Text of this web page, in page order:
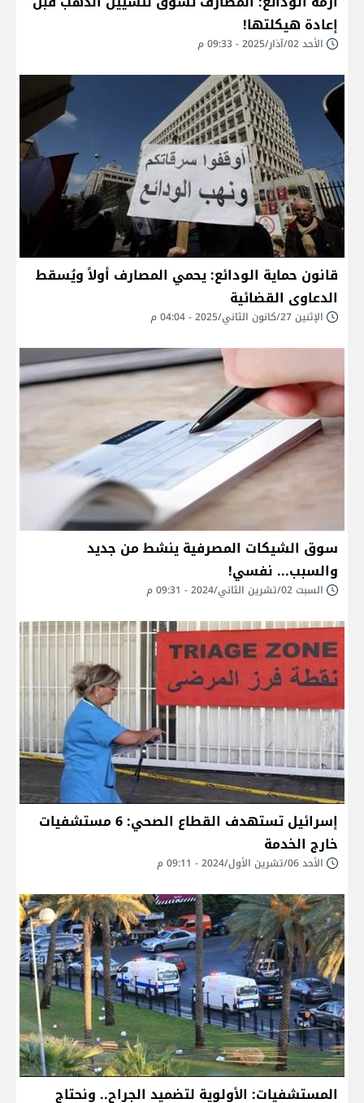
إعادة هيكلتها!
الأحد 02/آذار/2025 - 09:33 م
قانون حماية الودائع: يحمي المصارف أولاً ويُسقط
الدعاوى القضائية
الإثنين 27/كانون الثاني/2025 - 04:04 م
سوق الشيكات المصرفية ينشط من جديد
والسبب... نفسي!
السبت 02/تشرين الثاني/2024 - 09:31 م
إسرائيل تستهدف القطاع الصحي: 6 مستشفيات
خارج الخدمة
الأحد 06/تشرين الأول/2024 - 09:11 م
المستشفيات: الأولوية لتضميد الجراح.. ونحتاج